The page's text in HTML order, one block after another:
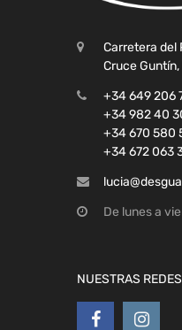
Carretera del
Cruce
+34 649 206
+34 982 40
+34 670 580
+34 672 063
De lunes a
NUESTRAS